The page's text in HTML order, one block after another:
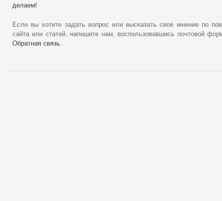
делаем!
Если вы хотите задать вопрос или высказать свое мнение по
сайта или статей, напишите нам, воспользовавшись почтовой
Обратная связь.